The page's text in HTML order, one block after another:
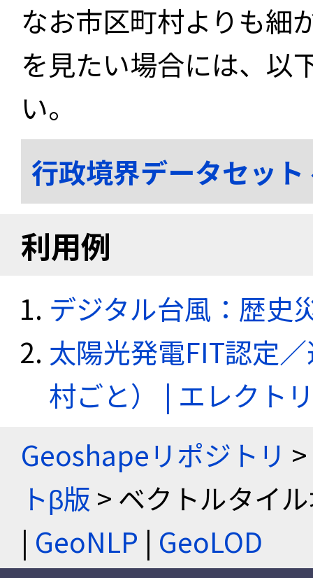
なお市区町村よりも細
を見たい場合には、以
い。
行政境界データセッ
利用例
デジタル台風：歴史
太陽光発電FIT認定
村ごと） | エレクト
Geoshapeリポジトリ >
トβ版 > ベクトルタイ
| GeoNLP | GeoLOD